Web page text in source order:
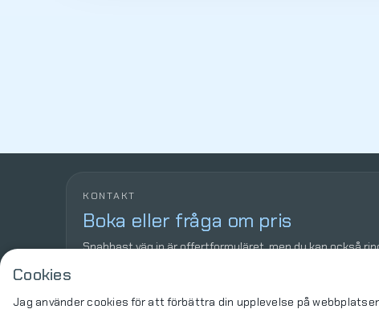
KONTAKT
Boka eller fråga om pris
Snabbast väg in är offertformuläret, men du kan också
0734-64 46 04 kontakt@rutputs.nu
Cookies
Jag använder cookies för att förbättra din upplevelse på